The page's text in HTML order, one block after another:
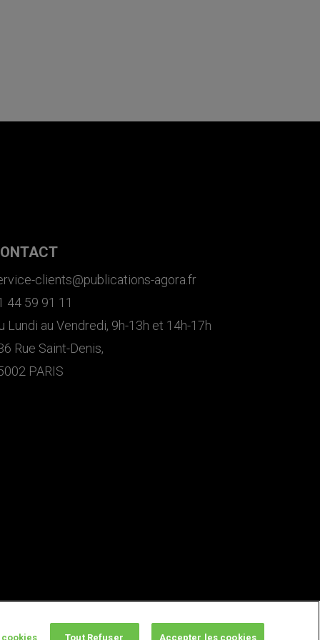
clients@publications-agora.fr
44 59 91 11
Lundi au Vendredi, 9h-13h et 14h-17h
Rue Saint-Denis,
PARIS
Tout Refuser Accepter les cookies